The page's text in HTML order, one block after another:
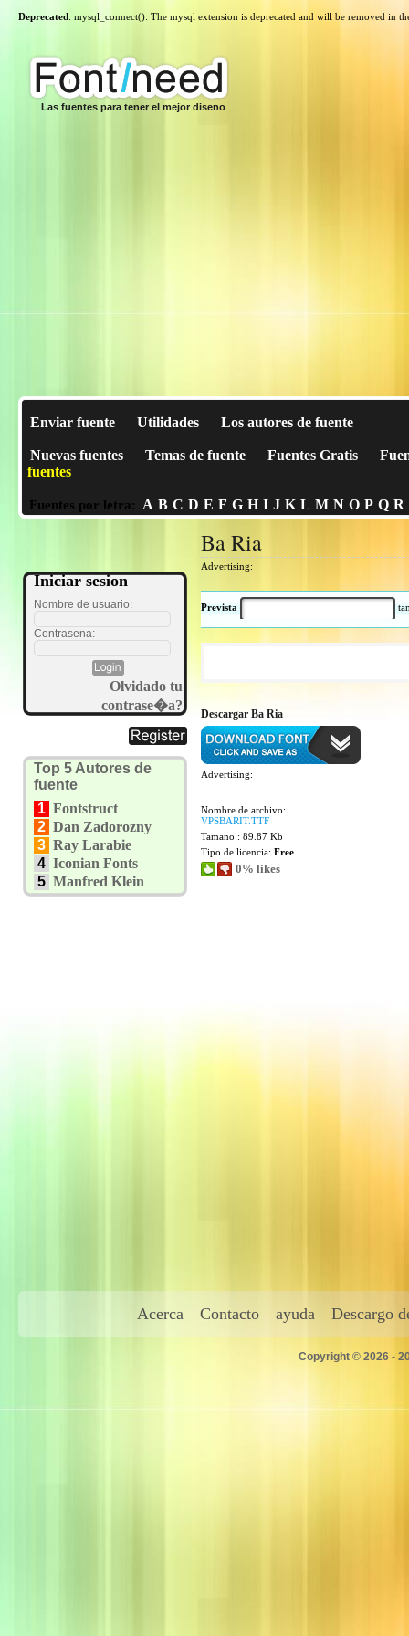
Deprecated: mysql_connect(): The mysql extension is deprecated and will be removed in
Las fuentes para tener el mejor diseno
Enviar fuente Utilidades Los autores de fuente
Nuevas fuentes Temas de fuente Fuentes Gratis
fuentes
Fuentes por letra: A B C D E F G H I J K L M N O P Q R
Iniciar sesion
Nombre de usuario:
Contrasena:
Olvidado tu
contrase�a?
Top 5 Autores de
fuente
1 Fontstruct
2 Dan Zadorozny
3 Ray Larabie
4 Iconian Fonts
5 Manfred Klein
Ba Ria
Advertising:
Prevista
Descargar Ba Ria
Advertising:
Nombre de archivo:
VPSBARIT.TTF
Tamano : 89.87 Kb
Tipo de licencia: Free
0% likes
Acerca Contacto ayuda Descargo
Copyright © 2026 -